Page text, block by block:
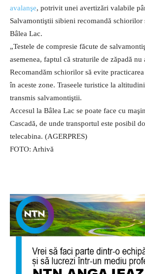
avalanşe, potrivit unei avertizări valabile
Salvamontiştii sibieni recomandă schiorilor
Bâlea Lac.
„Testele de compresie făcute de
asemenea, faptul că straturile de zăpadă nu
Recomandăm schiorilor să evite
în aceste zone. Traseele turistice la
transmis salvamontiştii.
Accesul la Bâlea Lac se poate face cu
Cascadă, de unde transportul este posibil
telecabina. (AGERPRES)
FOTO: Arhivă